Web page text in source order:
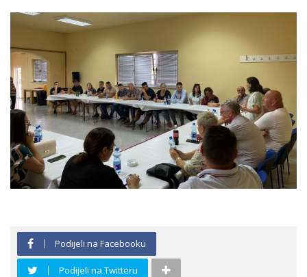
Podijeli na Facebooku
Podijeli na Twitteru